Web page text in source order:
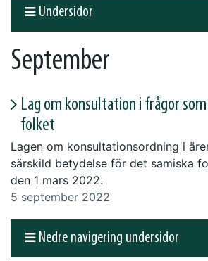
Undersidor
September
Lag om konsultation i frågor
folket
Lagen om konsultationsordning i
särskild betydelse för det samiska
den 1 mars 2022.
5 september 2022
Nedre navigering undersidor